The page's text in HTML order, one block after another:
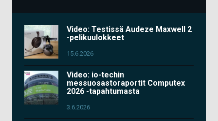
Video: Testissä Audeze Maxwell 2
-pelikuulokkeet
15.6.2026
Video: io-techin
messuosastoraportit Computex
2026 -tapahtumasta
3.6.2026